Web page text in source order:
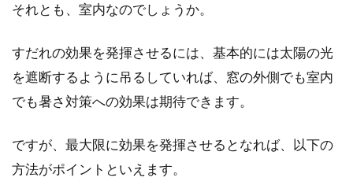
木造は避けるべき？賃貸物件に子供
連れで住むなら騒音に注意
辺環境、築年数を重視する方は多くいらっしゃ
それとも、室内なのでしょうか。
すだれの効果を発揮させるには、基本的には太陽の光
を遮断するように吊るしていれば、窓の外側でも室内
でも暑さ対策への効果は期待できます。
ですが、最大限に効果を発揮させるとなれば、以下の
方法がポイントといえます。